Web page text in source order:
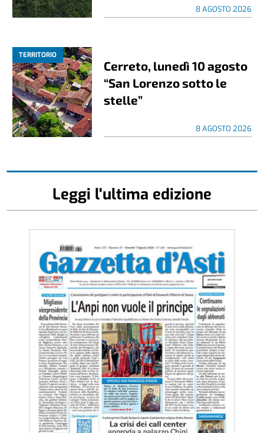
8 AGOSTO 2026
TERRITORIO
Cerreto, lunedì 10 agosto
“San Lorenzo sotto le
stelle”
8 AGOSTO 2026
Leggi l'ultima edizione